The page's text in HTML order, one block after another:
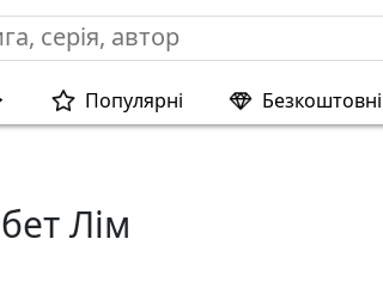
Популярні Безкоштовні
Лім